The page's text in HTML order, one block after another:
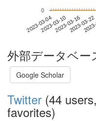
2023-03-042023-03-102023-03-162023-03-22
0
外部データベー
Google Scholar
Twitter (44
favorites)